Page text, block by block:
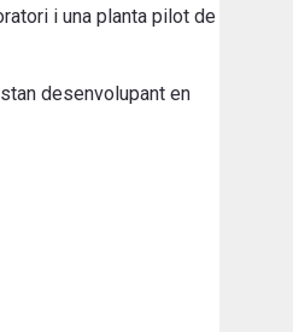
i una planta pilot de
desenvolupant en